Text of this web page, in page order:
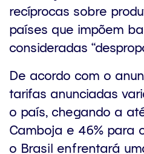
recíprocas sobre
países que impõem
consideradas
De acordo com o
tarifas anunciadas
o país, chegando a
Camboja e 46% para
o Brasil enfrentará